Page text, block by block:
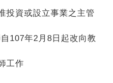
投資或設立事業之主管
107年2月8日起改向教
工作